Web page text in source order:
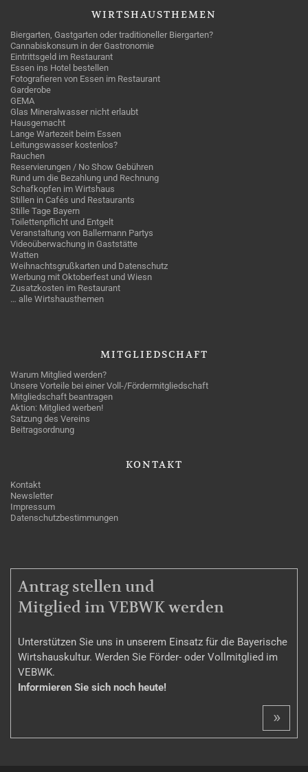
WIRTSHAUSTHEMEN
Biergarten, Gastgarten oder traditioneller Biergarten?
Cannabiskonsum in der Gastronomie
Eintrittsgeld im Restaurant
Essen ins Hotel bestellen
Fotografieren von Essen im Restaurant
Garderobe
GEMA
Glas Mineralwasser nicht erlaubt
Hausgemacht
Lange Wartezeit beim Essen
Leitungswasser kostenlos?
Rauchen
Reservierungen / No Show Gebühren
Rund um die Bezahlung und Rechnung
Schafkopfen im Wirtshaus
Stillen in Cafés und Restaurants
Stille Tage Bayern
Toilettenpflicht und Entgelt
Veranstaltung von Ballermann Partys
Videoüberwachung in Gaststätte
Watten
Weihnachtsgrußkarten und Datenschutz
Werbung mit Oktoberfest und Wiesn
Zusatzkosten im Restaurant
… alle Wirtshausthemen
MITGLIEDSCHAFT
Warum Mitglied werden?
Unsere Vorteile bei einer Voll-/Fördermitgliedschaft
Mitgliedschaft beantragen
Aktion: Mitglied werben!
Satzung des Vereins
Beitragsordnung
KONTAKT
Kontakt
Newsletter
Impressum
Datenschutzbestimmungen
MITGLIEDSCHAFT
Antrag stellen und
Mitglied im VEBWK werden
Unterstützen Sie uns in unserem Einsatz für die Bayerische
Wirtshauskultur. Werden Sie Förder- oder Vollmitglied im
VEBWK.
Informieren Sie sich noch heute!
»